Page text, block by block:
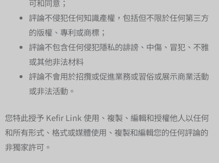
可和同意；
評論不侵犯任何知識產權，包括但不限於任何第三方
的版權、專利或商標；
評論不包含任何侵犯隱私的誹謗、中傷、冒犯、不雅
或其他非法材料
評論不會用於招攬或促進業務或習俗或展示商業活動
或非法活動。
您特此授予 Kefir Link 使用、複製、編輯和授權他人以任何
和所有形式、格式或媒體使用、複製和編輯您的任何評論的
非獨家許可。